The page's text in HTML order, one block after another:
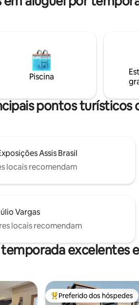
Piscina
pontos turísticos
Assis Brasil
locais recomendam
Vargas
locais recomendam
excelentes
Entre os melhores
Preferido dos hóspedes